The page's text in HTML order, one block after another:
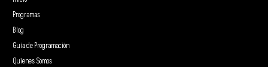
Programas
Blog
Guía de Programación
Quienes Somos